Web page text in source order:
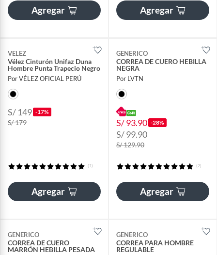
Agregar Agregar
VELEZ
Vélez Cinturón Unifaz Duna
Hombre Punta Trapecio Negro
Por VÉLEZ OFICIAL PERÚ
S/ 149 -17%
S/ 179
(1)
Agregar
GENERICO
CORREA DE CUERO HEBILLA
NEGRA
Por LVTN
S/ 93.90 -28%
S/ 99.90
S/ 129.90
(2)
Agregar
GENERICO
CORREA DE CUERO
MARRÓN HEBILLA PESADA
GENERICO
CORREA PARA HOMBRE
REGULABLE